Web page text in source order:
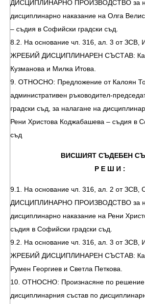
ДИСЦИПЛИНАРНО ПРОИЗВОДСТВО за
дисциплинарно наказание на Олга
– съдия в Софийски градски съд.
8.2. На основание чл. 316, ал. 3 от
ЖРЕБИЙ ДИСЦИПЛИНАРЕН СЪСТАВ:
Кузманова и Милка Итова.
9. ОТНОСНО: Предложение от Калоян
административен ръководител-
градски съд, за налагане на
Рени Христова Коджабашева – съдия в
съд
ВИСШИЯТ СЪДЕБЕН
Р Е Ш И :
9.1. На основание чл. 316, ал. 2 от ЗСВ,
ДИСЦИПЛИНАРНО ПРОИЗВОДСТВО за
дисциплинарно наказание на Рени
съдия в Софийски градски съд.
9.2. На основание чл. 316, ал. 3 от
ЖРЕБИЙ ДИСЦИПЛИНАРЕН СЪСТАВ:
Румен Георгиев и Светла Петкова.
10. ОТНОСНО: Произнасяне по решение
дисциплинарния състав по